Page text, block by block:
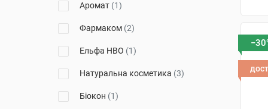
Аромат (1)
Фармаком (2)
Ельфа НВО (1)
Натуральна косметика (3)
Біокон (1)